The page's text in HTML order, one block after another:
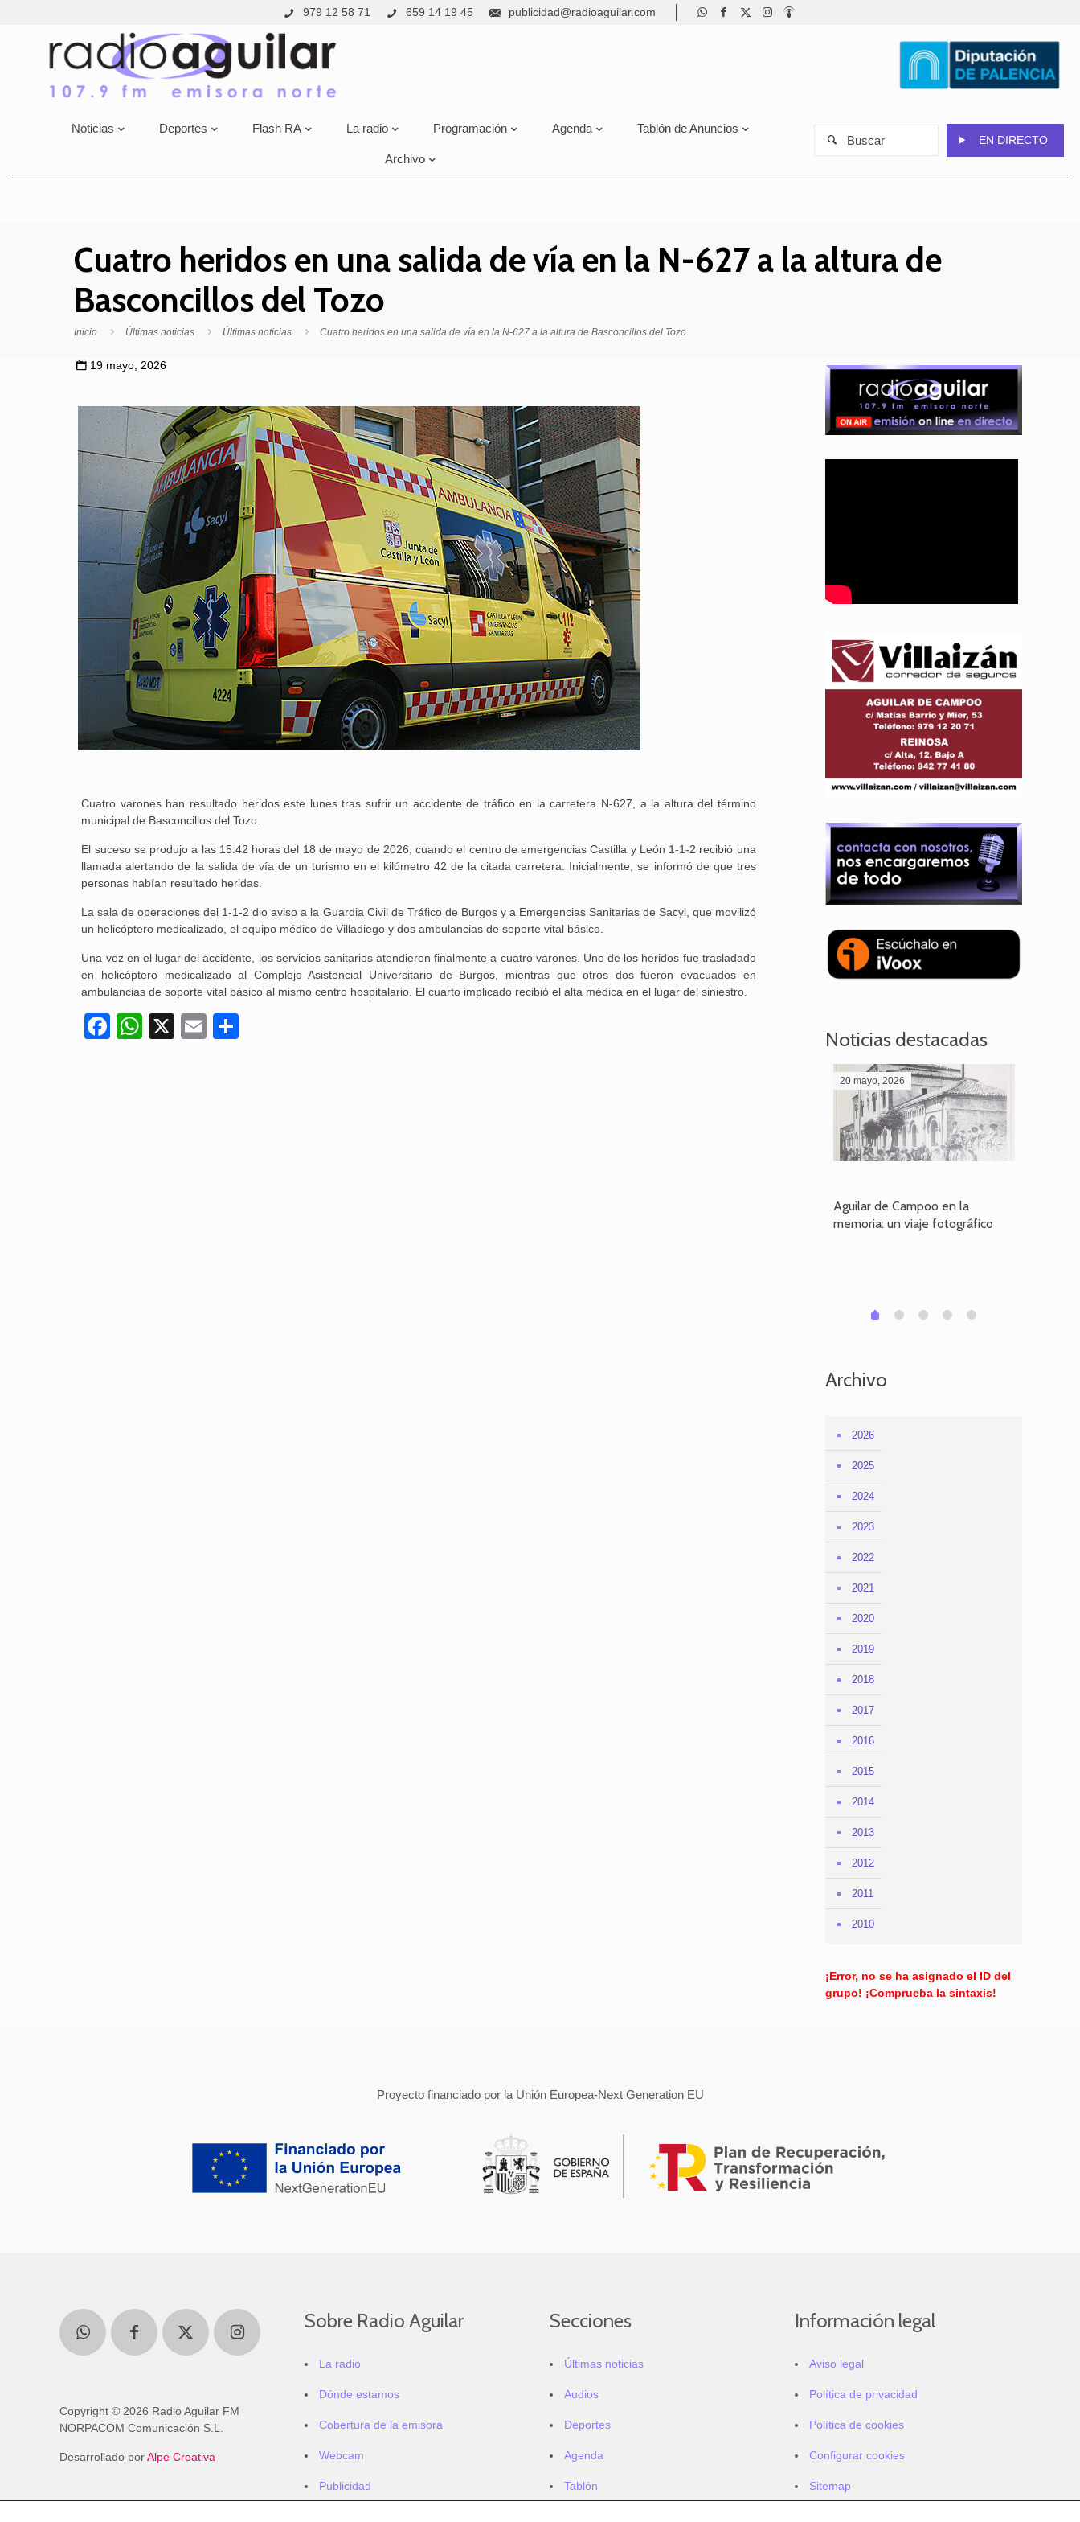
979 12 58 71 659 14 19 45 publicidad@radioaguilar.com
Noticias Deportes Flash RA La radio Programación Agenda Tablón de Anuncios
Archivo
EN DIRECTO
Cuatro heridos en una salida de vía en la N-627 a la altura de
Basconcillos del Tozo
Inicio Últimas noticias Últimas noticias Cuatro heridos en una salida de vía en la N-627 a la altura de Basconcillos del Tozo
19 mayo, 2026
Cuatro varones han resultado heridos este lunes tras sufrir un accidente de tráfico en la carretera N-627, a la altura del término
municipal de Basconcillos del Tozo.
El suceso se produjo a las 15:42 horas del 18 de mayo de 2026, cuando el centro de emergencias Castilla y León 1-1-2 recibió una
llamada alertando de la salida de vía de un turismo en el kilómetro 42 de la citada carretera. Inicialmente, se informó de que tres
personas habían resultado heridas.
La sala de operaciones del 1-1-2 dio aviso a la Guardia Civil de Tráfico de Burgos y a Emergencias Sanitarias de Sacyl, que movilizó
un helicóptero medicalizado, el equipo médico de Villadiego y dos ambulancias de soporte vital básico.
Una vez en el lugar del accidente, los servicios sanitarios atendieron finalmente a cuatro varones. Uno de los heridos fue trasladado
en helicóptero medicalizado al Complejo Asistencial Universitario de Burgos, mientras que otros dos fueron evacuados en
ambulancias de soporte vital básico al mismo centro hospitalario. El cuarto implicado recibió el alta médica en el lugar del siniestro.
Facebook
WhatsApp
X Email Noticias destacadas
20 mayo, 2026
Aguilar de Campoo en la
memoria: un viaje fotográfico
0 1 2 3 4
Archivo
2026
2025
2024
2023
2022
2021
2020
2019
2018
2017
2016
2015
2014
2013
2012
2011
2010
¡Error, no se ha asignado el ID del
grupo! ¡Comprueba la sintaxis!
Proyecto financiado por la Unión Europea-Next Generation EU
Copyright © 2026 Radio Aguilar FM
NORPACOM Comunicación S.L.
Desarrollado porAlpe Creativa
Sobre Radio Aguilar
La radio
Dónde estamos
Cobertura de la emisora
Webcam
Publicidad
Secciones
Últimas noticias
Audios
Deportes
Agenda
Tablón
Información legal
Aviso legal
Política de privacidad
Política de cookies
Configurar cookies
Sitemap